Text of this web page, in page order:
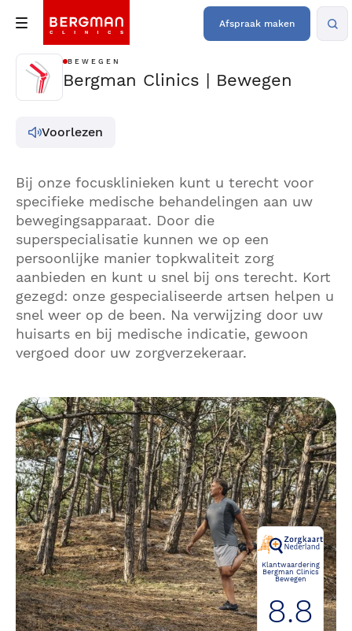
Afspraak maken
BEWEGEN
Bergman Clinics | Bewegen
Voorlezen
Bij onze focusklinieken kunt u terecht voor
specifieke medische behandelingen aan uw
bewegingsapparaat. Door die
superspecialisatie kunnen we op een
persoonlijke manier topkwaliteit zorg
aanbieden en kunt u snel bij ons terecht. Kort
gezegd: onze gespecialiseerde artsen helpen u
snel weer op de been. Na verwijzing door uw
huisarts en bij medische indicatie, gewoon
vergoed door uw zorgverzekeraar.
Klantwaardering
Bergman Clinics
Bewegen
8.8